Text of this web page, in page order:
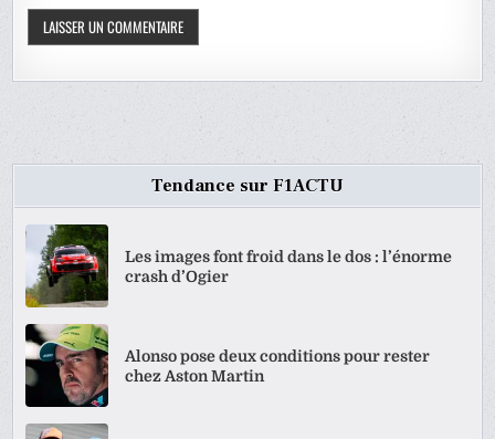
Tendance sur F1ACTU
Les images font froid dans le dos : l’énorme
crash d’Ogier
Alonso pose deux conditions pour rester
chez Aston Martin